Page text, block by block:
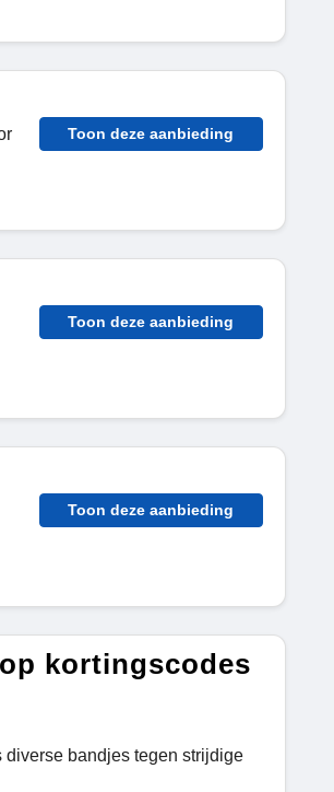
Toon deze aanbieding
Toon deze aanbieding
Toon deze aanbieding
kortingscodes
bandjes tegen strijdige